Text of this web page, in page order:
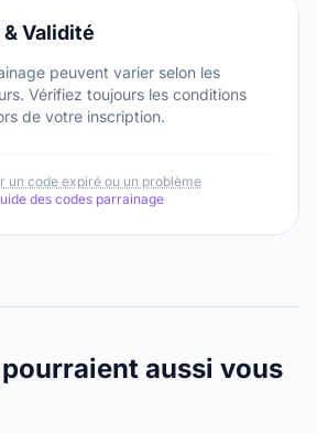
Validité
peuvent varier selon les
Vérifiez toujours les conditions
de votre inscription.
un code expiré ou un problème
des codes parrainage
aussi vous